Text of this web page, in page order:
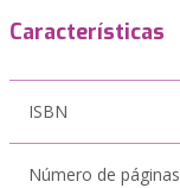
Características
ISBN
Número de páginas